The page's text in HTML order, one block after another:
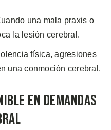
una mala praxis o
la lesión cerebral.
física, agresiones
una conmoción cerebral.
en Demandas